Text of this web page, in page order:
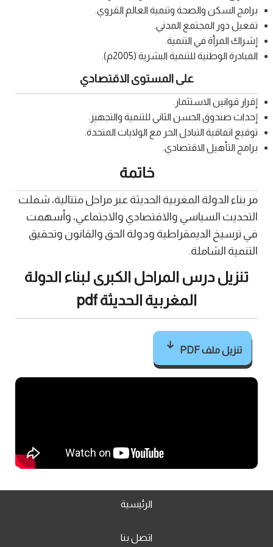
برامج السكن والصحة وتنمية العالم القروي.
تفعيل دور المجتمع المدني.
إشراك المرأة في التنمية.
المبادرة الوطنية للتنمية البشرية (2005م).
على المستوى الاقتصادي
إقرار قوانين الاستثمار.
إحداث صندوق الحسن الثاني للتنمية والتجهيز.
توقيع اتفاقية التبادل الحر مع الولايات المتحدة.
برامج التأهيل الاقتصادي.
خاتمة
مر بناء الدولة المغربية الحديثة عبر مراحل متتالية، شملت
التحديث السياسي والاقتصادي والاجتماعي، وأسهمت
في ترسيخ الديمقراطية ودولة الحق والقانون وتحقيق
التنمية الشاملة.
تنزيل درس المراحل الكبرى لبناء الدولة
المغربية الحديثة pdf
تنزيل ملف PDF
الرئيسية
اتصل بنا